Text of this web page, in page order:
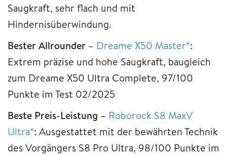
Saugkraft, sehr flach und mit
Hindernisüberwindung.
Bester Allrounder – Dreame X50 Master*:
Extrem präzise und hohe Saugkraft, baugleich
zum Dreame X50 Ultra Complete, 97/100
Punkte im Test 02/2025
Beste Preis-Leistung – Roborock S8 MaxV
Ultra*: Ausgestattet mit der bewährten Technik
des Vorgängers S8 Pro Ultra, 98/100 Punkte im